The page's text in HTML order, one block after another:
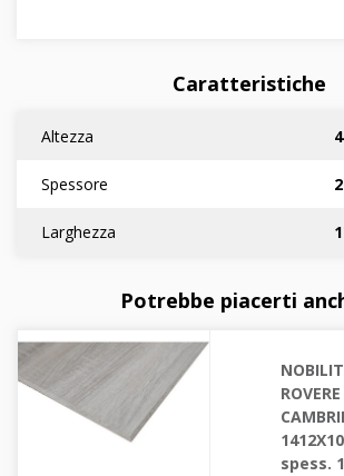
Caratteristiche
Altezza
Spessore
Larghezza
Potrebbe piacerti
ROVERE
spess.